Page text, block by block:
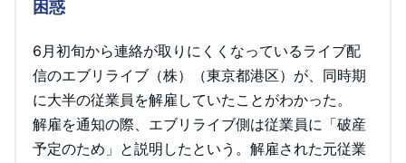
困惑
6月初旬から連絡が取りにくくなっているライブ配
信のエブリライブ（株）（東京都港区）が、同時期
に大半の従業員を解雇していたことがわかった。
解雇を通知の際、エブリライブ側は従業員に「破産
予定のため」と説明したという。解雇された元従業